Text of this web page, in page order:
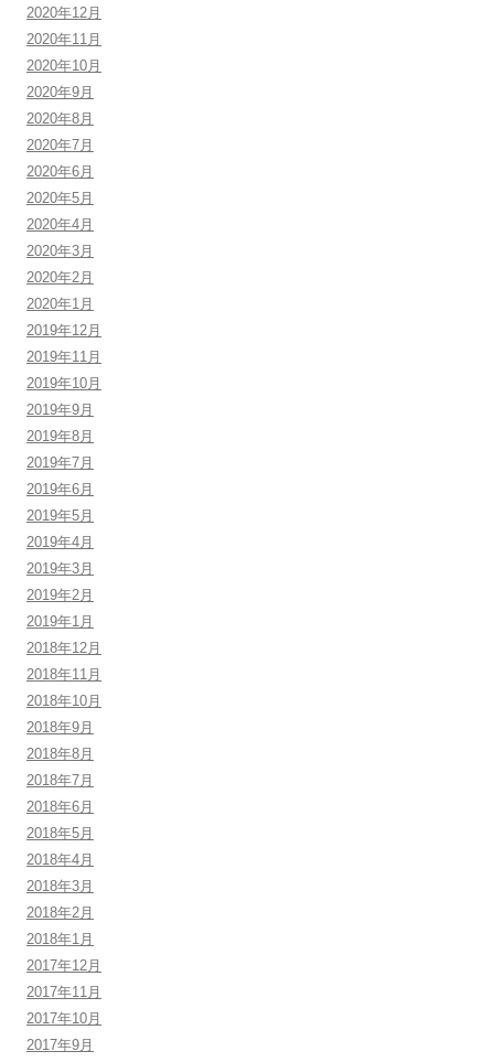
2020年12月
2020年11月
2020年10月
2020年9月
2020年8月
2020年7月
2020年6月
2020年5月
2020年4月
2020年3月
2020年2月
2020年1月
2019年12月
2019年11月
2019年10月
2019年9月
2019年8月
2019年7月
2019年6月
2019年5月
2019年4月
2019年3月
2019年2月
2019年1月
2018年12月
2018年11月
2018年10月
2018年9月
2018年8月
2018年7月
2018年6月
2018年5月
2018年4月
2018年3月
2018年2月
2018年1月
2017年12月
2017年11月
2017年10月
2017年9月